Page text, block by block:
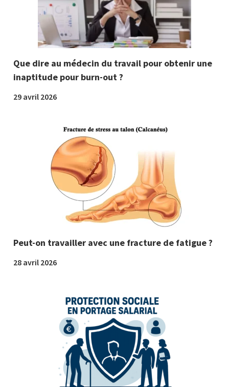
Que dire au médecin du travail pour obtenir une
inaptitude pour burn-out ?
29 avril 2026
Peut-on travailler avec une fracture de fatigue ?
28 avril 2026